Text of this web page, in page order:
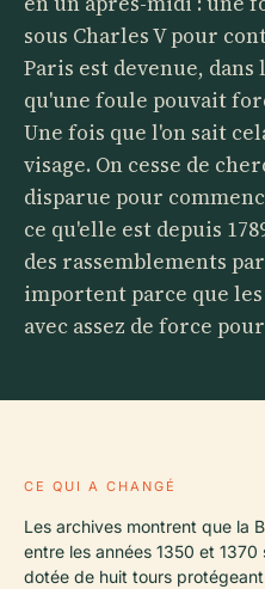
sous Charles V pour
Paris est devenue,
qu'une foule pouvait
Une fois que l'on sait
visage. On cesse de
disparue pour
ce qu'elle est depuis
des rassemblements
importent parce que
avec assez de force
CE QUI A CHANGÉ
Les archives montrent que la
entre les années 1350 et
dotée de huit tours